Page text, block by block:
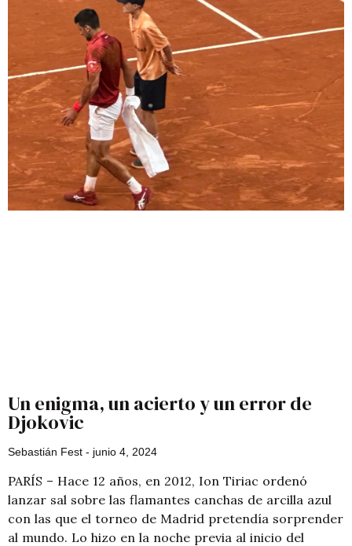
Un enigma, un acierto y un error de
Djokovic
Sebastián Fest junio 4, 2024
PARÍS – Hace 12 años, en 2012, Ion Tiriac ordenó
lanzar sal sobre las flamantes canchas de arcilla azul
con las que el torneo de Madrid pretendía sorprender
al mundo. Lo hizo en la noche previa al inicio del